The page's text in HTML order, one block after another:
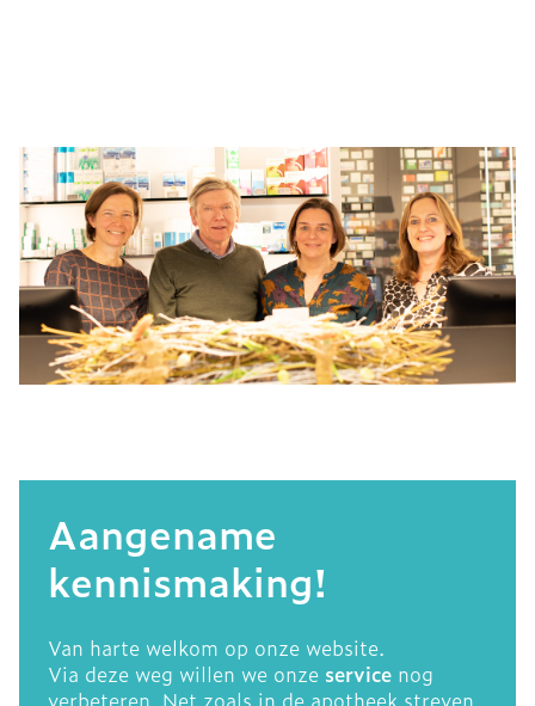
Aangename
kennismaking!
Van harte welkom op onze website.
Via deze weg willen we onze service nog
verbeteren. Net zoals in de apotheek streven